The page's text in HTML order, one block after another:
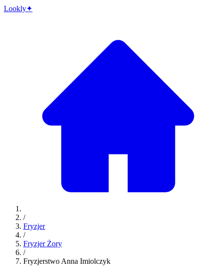
Lookly✦
/
Fryzjer
/
Fryzjer Żory
/
Fryzjerstwo Anna Imiolczyk